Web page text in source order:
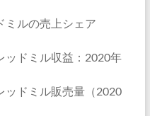
ミルの売上シェア
ッドミル収益：2020年
ッドミル販売量（2020